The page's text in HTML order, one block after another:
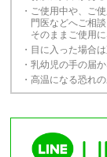
・ご使用中や、ご
門医などへご相
そのままご使用
・目に入った場合
・乳幼児の手の届
・高温になる恐れ